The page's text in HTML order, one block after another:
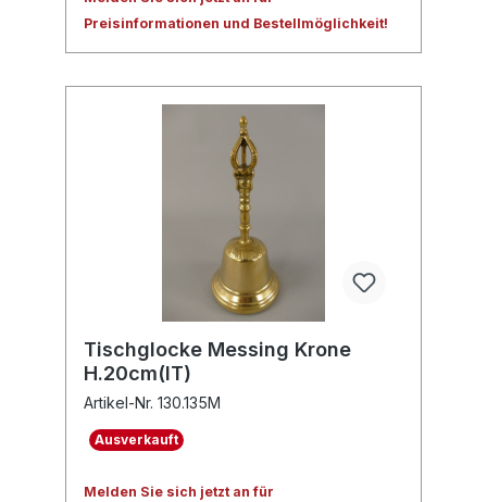
Preisinformationen und Bestellmöglichkeit!
Tischglocke Messing Krone
H.20cm(IT)
Artikel-Nr. 130.135M
Ausverkauft
Melden Sie sich jetzt an für